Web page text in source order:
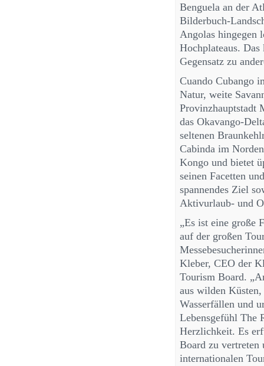
Benguela an der
Bilderbuch-
Angolas hingegen
Hochplateaus.
Gegensatz zu
Cuando Cubango
Natur, weite
Provinzhauptstadt
das Okavango-
seltenen
Cabinda im
Kongo und bietet
seinen Facetten
spannendes Ziel
Aktivurlaub- und
„Es ist eine große
auf der großen
Kleber, CEO der
Tourism Board.
aus wilden
Wasserfällen und
Lebensgefühl The
Herzlichkeit. Es
Board zu vertreten
internationalen